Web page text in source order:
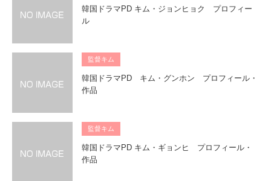
韓国ドラマPD キム・ジョンヒョク プロフィー
ル
監督キム
韓国ドラマPD キム・グンホン プロフィール・
作品
監督キム
韓国ドラマPD キム・ギョンヒ プロフィール・
作品